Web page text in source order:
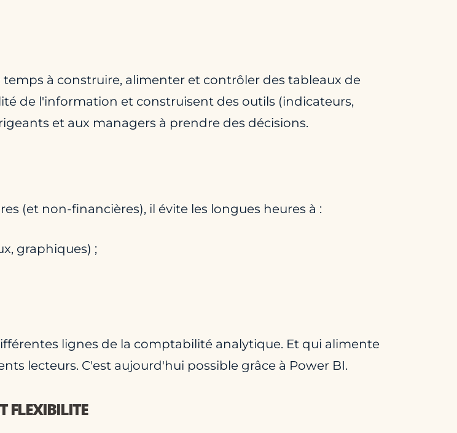
à construire, alimenter et contrôler des tableaux de
de l'information et construisent des outils (indicateurs,
et aux managers à prendre des décisions.
(et non-financières), il évite les longues heures à :
graphiques) ;
lignes de la comptabilité analytique. Et qui alimente
lecteurs. C'est aujourd'hui possible grâce à Power BI.
FLEXIBILITE